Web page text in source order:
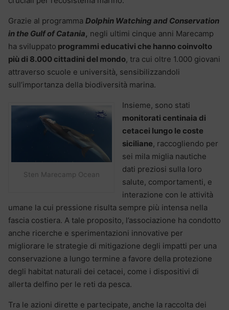
Grazie al programma Dolphin Watching and Conservation
in the Gulf of Catania, negli ultimi cinque anni Marecamp
ha sviluppato programmi educativi che hanno coinvolto
più di 8.000 cittadini del mondo, tra cui oltre 1.000 giovani
attraverso scuole e università, sensibilizzandoli
sull’importanza della biodiversità marina.
Sten Marecamp Ocean
Insieme, sono stati
monitorati centinaia di
cetacei lungo le coste
siciliane, raccogliendo per
sei mila miglia nautiche
dati preziosi sulla loro
salute, comportamenti, e
interazione con le attività
umane la cui pressione risulta sempre più intensa nella
fascia costiera. A tale proposito, l’associazione ha condotto
anche ricerche e sperimentazioni innovative per
migliorare le strategie di mitigazione degli impatti per una
conservazione a lungo termine a favore della protezione
degli habitat naturali dei cetacei, come i dispositivi di
allerta delfino per le reti da pesca.
Tra le azioni dirette e partecipate, anche la raccolta dei